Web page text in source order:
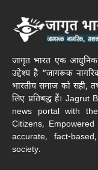
जागृत भारत एक आधुनिक,
उद्देश्य है “जागरूक
भारतीय समाज को सही,
लिए प्रतिबद्ध हैं।
news portal with
Citizens,
accurate, fact-
society.